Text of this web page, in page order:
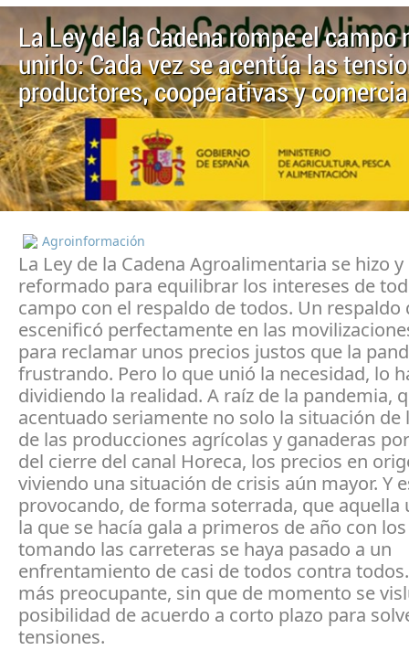
La Ley de la Cadena rompe el campo
unirlo: Cada vez se acentúa las
productores, cooperativas y
Agroinformación
La Ley de la Cadena Agroalimentaria se hizo y
reformado para equilibrar los intereses de
campo con el respaldo de todos. Un respaldo
escenificó perfectamente en las
para reclamar unos precios justos que la
frustrando. Pero lo que unió la necesidad, lo
dividiendo la realidad. A raíz de la pandemia,
acentuado seriamente no solo la situación de
de las producciones agrícolas y ganaderas
del cierre del canal Horeca, los precios en
viviendo una situación de crisis aún mayor. Y
provocando, de forma soterrada, que aquella
la que se hacía gala a primeros de año con
tomando las carreteras se haya pasado a un
enfrentamiento de casi de todos contra
más preocupante, sin que de momento se
posibilidad de acuerdo a corto plazo para
tensiones.